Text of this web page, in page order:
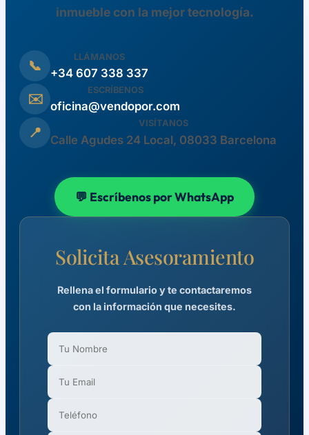
inmueble con la mejor tecnología.
📞
LLÁMANOS
+34 607 338 337
✉️
ESCRÍBENOS
oficina@vendopor.com
📍
VISÍTANOS
Calle Agudes 24 Local, 08033 Barcelona
💬 Escríbenos por WhatsApp
Solicita Asesoramiento
Rellena el formulario y te contactaremos
con la información que necesites.